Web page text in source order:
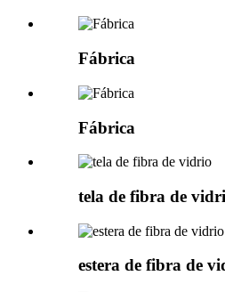
Fábrica
Fábrica
tela de fibra de
estera de fibra de